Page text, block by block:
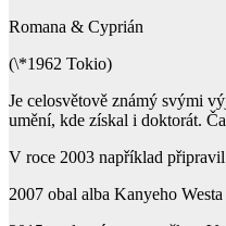
Romana & Cyprián
(\*1962 Tokio)
Je celosvětově známý svými
umění, kde získal i doktorát.
V roce 2003 například
2007 obal alba Kanyeho